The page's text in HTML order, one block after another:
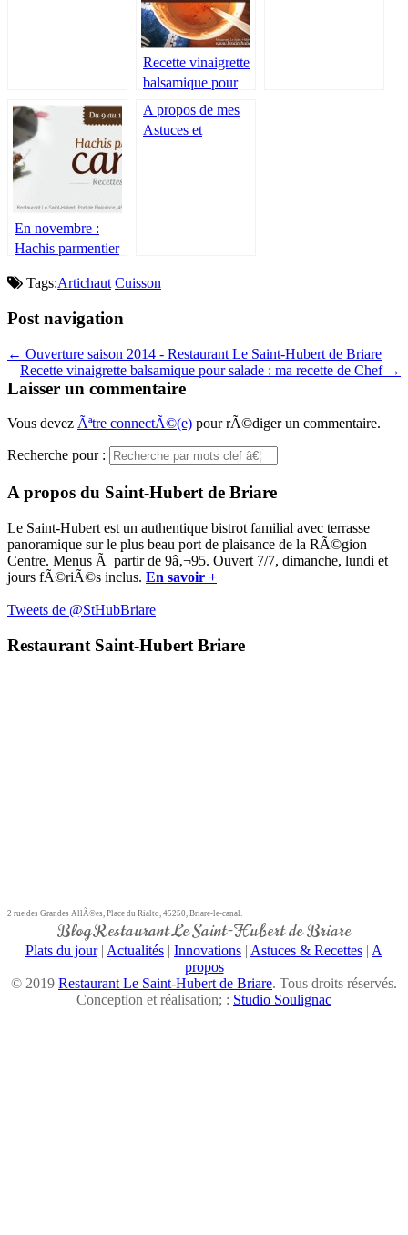
Recette vinaigrette
balsamique pour
salade : ma recette
de Chef
En novembre :
Hachis parmentier
A propos de mes
Astuces et
Tags:Artichaut Cuisson
Post navigation
← Ouverture saison 2014 - Restaurant Le Saint-Hubert de Briare
Recette vinaigrette balsamique pour salade : ma recette de Chef →
Laisser un commentaire
Vous devez Ãªtre connectÃ©(e) pour rÃ©diger un commentaire.
Recherche pour :
A propos du Saint-Hubert de Briare
Le Saint-Hubert est un authentique bistrot familial avec terrasse
panoramique sur le plus beau port de plaisance de la RÃ©gion
Centre. Menus Ã partir de 9â‚¬95. Ouvert 7/7, dimanche, lundi et
jours fÃ©riÃ©s inclus. En savoir +
Tweets de @StHubBriare
Restaurant Saint-Hubert Briare
2 rue des Grandes AllÃ©es, Place du Rialto, 45250, Briare-le-canal.
Blog Restaurant Le Saint-Hubert de Briare
Plats du jour| Actualités | Innovations | Astuces & Recettes | A
propos
© 2019 Restaurant Le Saint-Hubert de Briare. Tous droits réservés.
Conception et réalisation; : Studio Soulignac